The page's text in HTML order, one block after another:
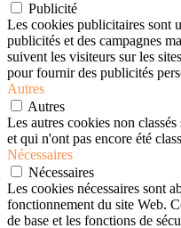
Publicité
Les cookies publicitaires sont
publicités et des campagnes
suivent les visiteurs sur les
pour fournir des publicités
Autres
Autres
Les autres cookies non
et qui n'ont pas encore été
Nécessaires
Nécessaires
Les cookies nécessaires sont
fonctionnement du site Web.
de base et les fonctions de